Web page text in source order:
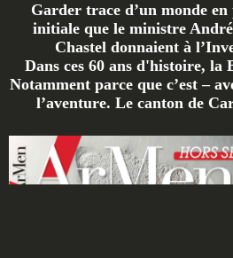
Garder trace d’un monde
initiale que le ministre
Chastel donnaient à
Dans ces 60 ans d'histoire, la
Notamment parce que c’est –
l’aventure. Le canton de